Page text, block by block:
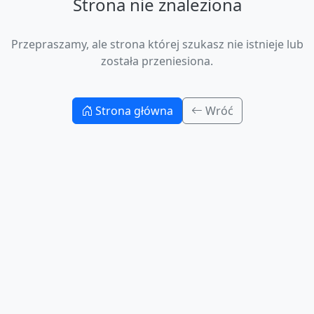
Przepraszamy, ale strona której szukasz nie istnieje lub
została przeniesiona.
Strona główna Wróć